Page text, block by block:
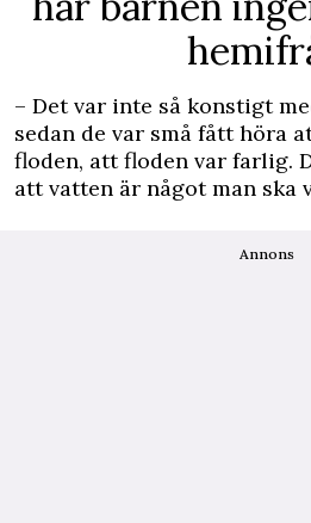
– Det var inte så konstigt
sedan de var små fått höra
floden, att floden var farlig.
att vatten är något man ska
Annons